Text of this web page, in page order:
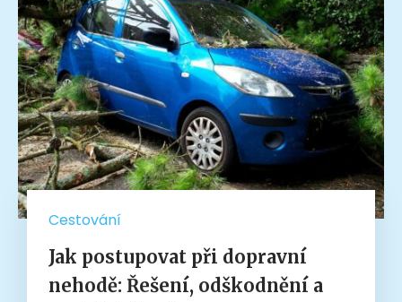
Cestování
Jak postupovat při dopravní
nehodě: Řešení, odškodnění a